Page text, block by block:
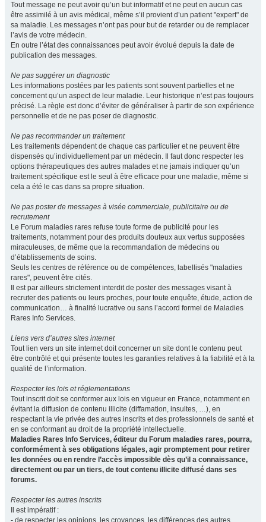
Tout message ne peut avoir qu’un but informatif et ne peut en aucun cas
être assimilé à un avis médical, même s’il provient d’un patient "expert" de
sa maladie. Les messages n’ont pas pour but de retarder ou de remplacer
l’avis de votre médecin.
En outre l’état des connaissances peut avoir évolué depuis la date de
publication des messages.
Ne pas suggérer un diagnostic
Les informations postées par les patients sont souvent partielles et ne
concernent qu’un aspect de leur maladie. Leur historique n’est pas toujours
précisé. La règle est donc d’éviter de généraliser à partir de son expérience
personnelle et de ne pas poser de diagnostic.
Ne pas recommander un traitement
Les traitements dépendent de chaque cas particulier et ne peuvent être
dispensés qu’individuellement par un médecin. Il faut donc respecter les
options thérapeutiques des autres malades et ne jamais indiquer qu’un
traitement spécifique est le seul à être efficace pour une maladie, même si
cela a été le cas dans sa propre situation.
Ne pas poster de messages à visée commerciale, publicitaire ou de
recrutement
Le Forum maladies rares refuse toute forme de publicité pour les
traitements, notamment pour des produits douteux aux vertus supposées
miraculeuses, de même que la recommandation de médecins ou
d’établissements de soins.
Seuls les centres de référence ou de compétences, labellisés "maladies
rares", peuvent être cités.
Il est par ailleurs strictement interdit de poster des messages visant à
recruter des patients ou leurs proches, pour toute enquête, étude, action de
communication… à finalité lucrative ou sans l’accord formel de Maladies
Rares Info Services.
Liens vers d’autres sites internet
Tout lien vers un site internet doit concerner un site dont le contenu peut
être contrôlé et qui présente toutes les garanties relatives à la fiabilité et à la
qualité de l’information.
Respecter les lois et réglementations
Tout inscrit doit se conformer aux lois en vigueur en France, notamment en
évitant la diffusion de contenu illicite (diffamation, insultes, …), en
respectant la vie privée des autres inscrits et des professionnels de santé et
en se conformant au droit de la propriété intellectuelle.
Maladies Rares Info Services, éditeur du Forum maladies rares, pourra,
conformément à ses obligations légales, agir promptement pour retirer
les données ou en rendre l’accès impossible dès qu’il a connaissance,
directement ou par un tiers, de tout contenu illicite diffusé dans ses
forums.
Respecter les autres inscrits
Il est impératif :
- de respecter les opinions, les croyances, les différences des autres